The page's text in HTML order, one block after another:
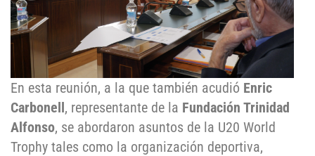
En esta reunión, a la que también acudió Enric
Carbonell, representante de la Fundación Trinidad
Alfonso, se abordaron asuntos de la U20 World
Trophy tales como la organización deportiva,